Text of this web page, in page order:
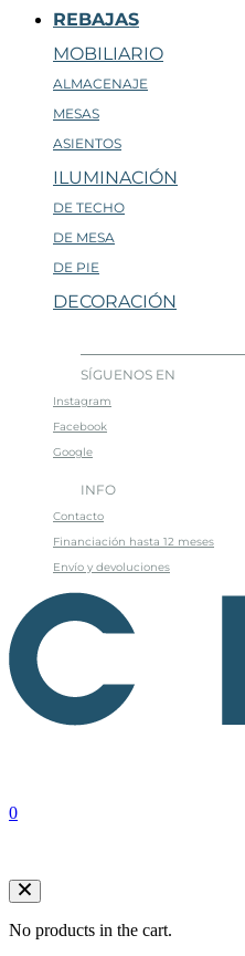
REBAJAS
MOBILIARIO
ALMACENAJE
MESAS
ASIENTOS
ILUMINACIÓN
DE TECHO
DE MESA
DE PIE
DECORACIÓN
SÍGUENOS EN
Instagram
Facebook
Google
INFO
Contacto
Financiación hasta 12 meses
Envío y devoluciones
0
No products in the cart.